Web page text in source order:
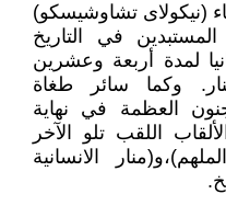
(نيكولاى تشاوشيسكو)
في التاريخ
لمدة أربعة وعشرين
والنار. وكما سائر طغاة
العظمة في نهاية
اللقب تلو الآخر
الانسانية